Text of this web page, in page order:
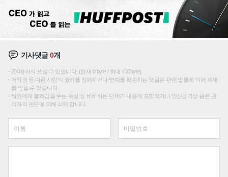
기사댓글0개
200자까지 쓰실 수 있습니다. (현재 0 byte / 최대 400byte)
저작권 등 다른 사람의 권리를 침해하거나 명예를 훼손하는 댓글은 관련 법률에 의해 제재
를 받을 수 있습니다.
타인에게 불쾌감을 주는 욕설 등 비하하는 단어가 내용에 포함되거나 인신공격성 글은 관
리자의 판단에 의해 삭제 합니다.